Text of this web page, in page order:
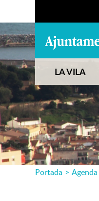
LA VILA
Portada > Agenda